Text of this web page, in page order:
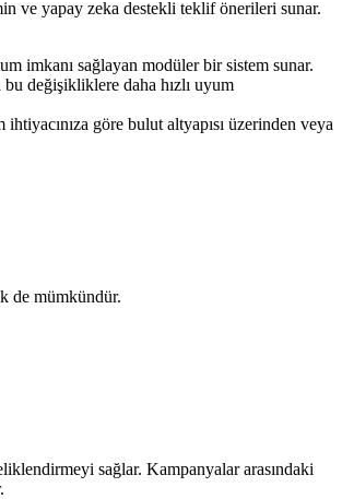
ve yapay zeka destekli teklif önerileri sunar.
imkanı sağlayan modüler bir sistem sunar.
değişikliklere daha hızlı uyum
göre bulut altyapısı üzerinden veya
de mümkündür.
sağlar. Kampanyalar arasındaki